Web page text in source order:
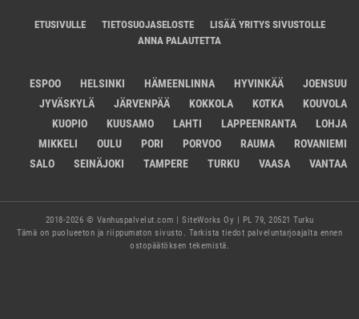
ETUSIVULLE TIETOSUOJASELOSTE
LISÄÄ YRITYS SIVUSTOLLE
ANNA PALAUTETTA
ESPOO HELSINKI HÄMEENLINNA HYVINKÄÄ
JOENSUU
JYVÄSKYLÄ
JÄRVENPÄÄ KOKKOLA KOTKA
KOUVOLA
KUOPIO
KUUSAMO LAHTI LAPPEENRANTA
LOHJA
MIKKELI
OULU PORI PORVOO RAUMA
ROVANIEMI
SALO
SEINÄJOKI TAMPERE TURKU VAASA VANTAA
2018-2026 © Vanhuspalvelut.com | SiteWorks Oy | PL 79, 20521 Turku
Tämä on puolueeton ja riippumaton sivusto. Tarkista tiedot palveluntarjoajalta ennen
ostopäätöksen tekemistä.